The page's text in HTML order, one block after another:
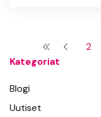
Kategoriat
Blogi
Uutiset
2